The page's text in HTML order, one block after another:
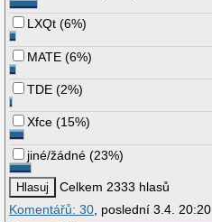
LXQt (6%)
MATE (6%)
TDE (2%)
Xfce (15%)
jiné/žádné (23%)
Celkem 2333 hlasů
Komentářů: 30, poslední 3.4. 20:20